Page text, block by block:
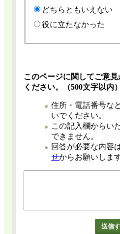
どちらともいえない
役に立たなかった
このページに関してご意
ください。（500文字以内）
住所・電話番号な
いでください。
この記入欄からい
できません。
回答が必要な内容
せからお願いします